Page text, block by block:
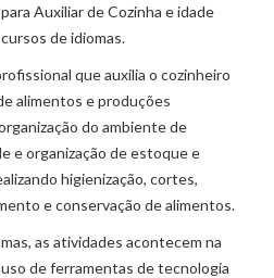
Auxiliar de Cozinha e idade
de idiomas.
que auxilia o cozinheiro
alimentos e produções
do ambiente de
e organização de estoque e
higienização, cortes,
e conservação de alimentos.
as atividades acontecem na
de ferramentas de tecnologia